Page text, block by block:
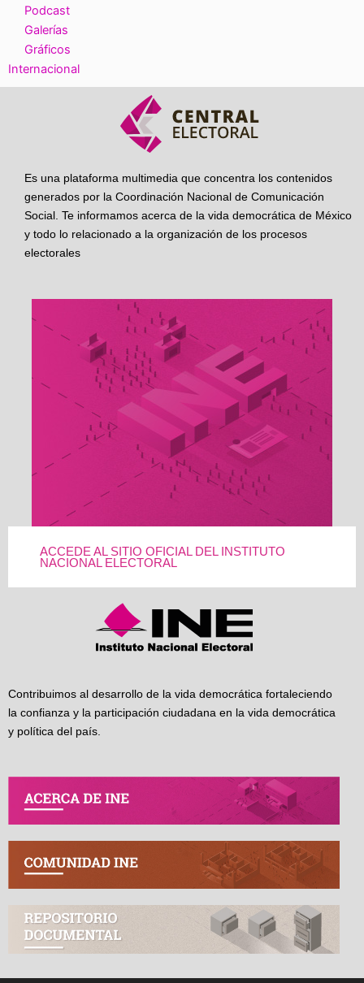
Podcast
Galerías
Gráficos
Internacional
Es una plataforma multimedia que concentra los contenidos
generados por la Coordinación Nacional de Comunicación
Social. Te informamos acerca de la vida democrática de México
y todo lo relacionado a la organización de los procesos
electorales
ACCEDE AL SITIO OFICIAL DEL INSTITUTO
NACIONAL ELECTORAL
Contribuimos al desarrollo de la vida democrática fortaleciendo
la confianza y la participación ciudadana en la vida democrática
y política del país.